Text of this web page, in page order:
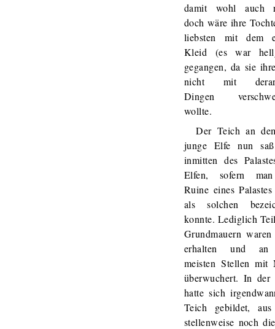
damit wohl auch
doch wäre ihre
liebsten mit dem
Kleid (es war
gegangen, da sie
nicht mit
Dingen
wollte.
Der Teich an
junge Elfe nun
inmitten des
Elfen, sofern
Ruine eines
als solchen
konnte. Lediglich
Grundmauern
erhalten und an
meisten Stellen mit
überwuchert. In der
hatte sich
Teich gebildet,
stellenweise noch